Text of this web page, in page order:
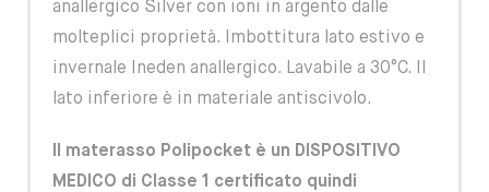
anallergico Silver con ioni in argento dalle
molteplici proprietà. Imbottitura lato estivo e
invernale Ineden anallergico. Lavabile a 30°C. Il
lato inferiore è in materiale antiscivolo.
Il materasso Polipocket è un DISPOSITIVO
MEDICO di Classe 1 certificato quindi